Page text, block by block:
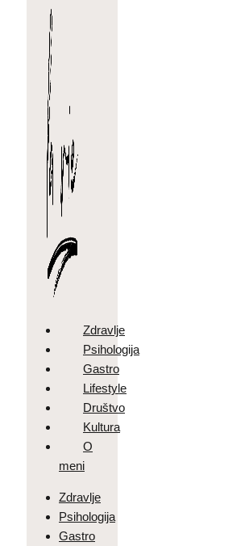
Zdravlje
Psihologija
Gastro
Lifestyle
Društvo
Kultura
O
meni
Zdravlje
Psihologija
Gastro